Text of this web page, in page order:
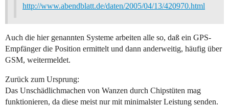
http://www.abendblatt.de/daten/2005/04/13/420970.html
Auch die hier genannten Systeme arbeiten alle so, daß ein GPS-
Empfänger die Position ermittelt und dann anderweitig, häufig über
GSM, weitermeldet.
Zurück zum Ursprung:
Das Unschädlichmachen von Wanzen durch Chipstüten mag
funktionieren, da diese meist nur mit minimalster Leistung senden.